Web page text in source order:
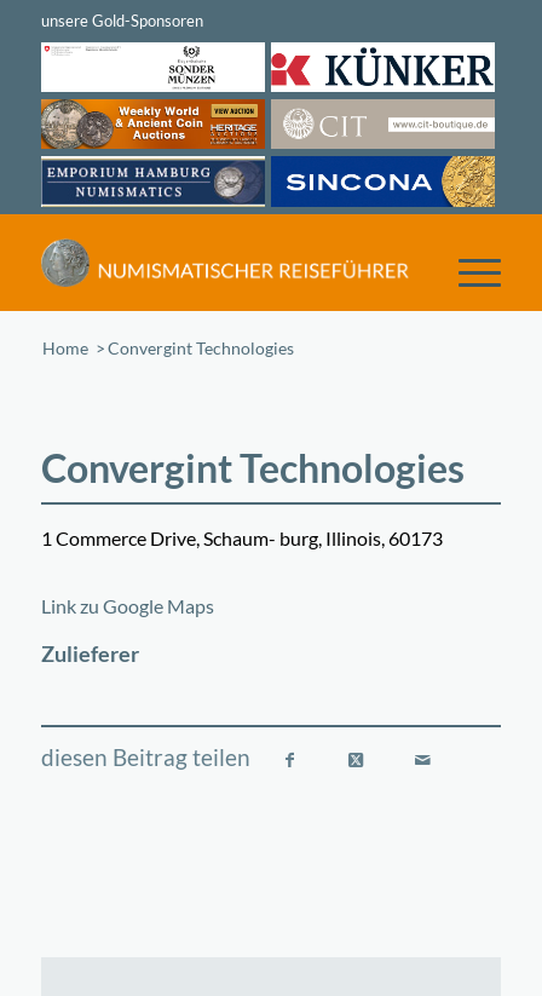
Home /Convergint Technologies
Convergint Technologies
1 Commerce Drive, Schaum- burg, Illinois, 60173
+
Link zu Google Maps
Zulieferer